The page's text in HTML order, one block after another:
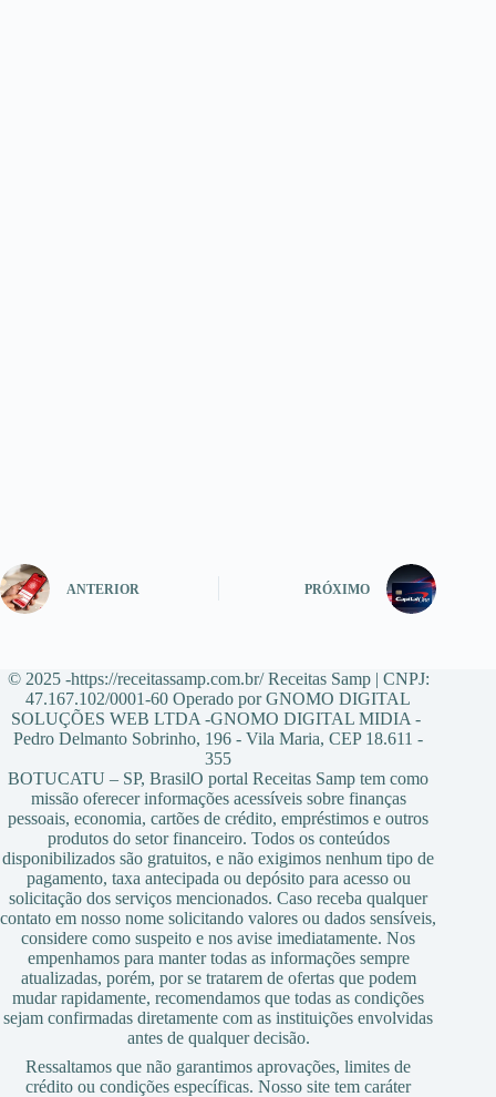
ANTERIOR PRÓXIMO
© 2025 -https://receitassamp.com.br/ Receitas Samp | CNPJ:
47.167.102/0001-60 Operado por GNOMO DIGITAL
SOLUÇÕES WEB LTDA -GNOMO DIGITAL MIDIA -
Pedro Delmanto Sobrinho, 196 - Vila Maria, CEP 18.611 -
355
BOTUCATU – SP, BrasilO portal Receitas Samp tem como
missão oferecer informações acessíveis sobre finanças
pessoais, economia, cartões de crédito, empréstimos e outros
produtos do setor financeiro. Todos os conteúdos
disponibilizados são gratuitos, e não exigimos nenhum tipo de
pagamento, taxa antecipada ou depósito para acesso ou
solicitação dos serviços mencionados. Caso receba qualquer
contato em nosso nome solicitando valores ou dados sensíveis,
considere como suspeito e nos avise imediatamente. Nos
empenhamos para manter todas as informações sempre
atualizadas, porém, por se tratarem de ofertas que podem
mudar rapidamente, recomendamos que todas as condições
sejam confirmadas diretamente com as instituições envolvidas
antes de qualquer decisão.
Ressaltamos que não garantimos aprovações, limites de
crédito ou condições específicas. Nosso site tem caráter